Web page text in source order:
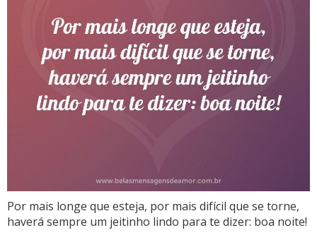
Por mais longe que esteja, por mais difícil que se torne,
haverá sempre um jeitinho lindo para te dizer: boa noite!